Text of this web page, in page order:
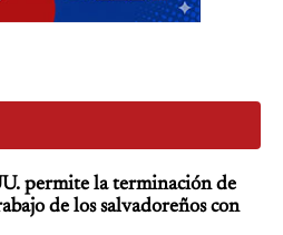
permite la terminación de
de los salvadoreños con